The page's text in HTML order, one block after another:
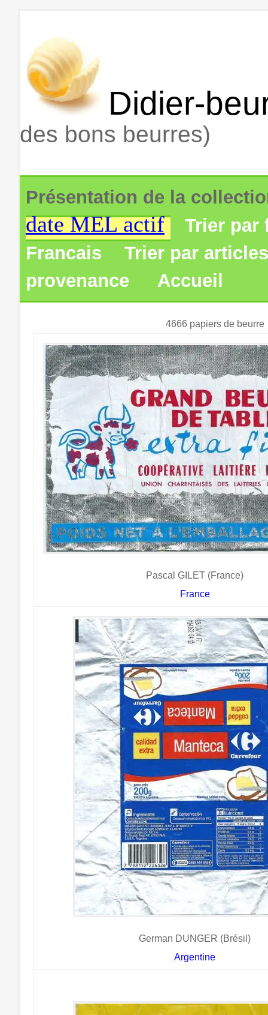
Didier-
des bons beurres)
Présentation de la
date MEL actif
Trier par
Francais
Trier par
provenance
Accueil
4666 papiers de beurre
Pascal GILET (France)
France
German DUNGER (Brésil)
Argentine